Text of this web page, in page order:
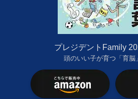
プレジデントFamily
頭のいい子が育つ「育脳